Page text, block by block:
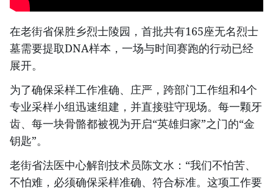
在老街省保胜乡烈士陵园，首批共有165座无名烈士
墓需要提取DNA样本，一场与时间赛跑的行动已经
展开。
为了确保采样工作准确、庄严，跨部门工作组和4个
专业采样小组迅速组建，并直接驻守现场。每一颗牙
齿、每一块骨骼都被视为开启“英雄归家”之门的“金
钥匙”。
老街省法医中心解剖技术员陈文水：“我们不怕苦、
不怕难，必须确保采样准确、符合标准。这项工作要